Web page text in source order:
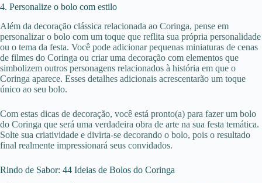
4. Personalize o bolo com estilo
Além da decoração clássica relacionada ao Coringa, pense em
personalizar o bolo com um toque que reflita sua própria personalidade
ou o tema da festa. Você pode adicionar pequenas miniaturas de cenas
de filmes do Coringa ou criar uma decoração com elementos que
simbolizem outros personagens relacionados à história em que o
Coringa aparece. Esses detalhes adicionais acrescentarão um toque
único ao seu bolo.
Com estas dicas de decoração, você está pronto(a) para fazer um bolo
do Coringa que será uma verdadeira obra de arte na sua festa temática.
Solte sua criatividade e divirta-se decorando o bolo, pois o resultado
final realmente impressionará seus convidados.
Rindo de Sabor: 44 Ideias de Bolos do Coringa